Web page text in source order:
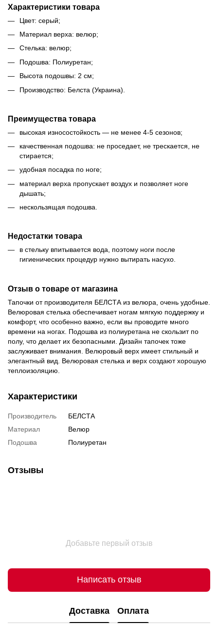
Характеристики товара
Цвет: серый;
Материал верха: велюр;
Стелька: велюр;
Подошва: Полиуретан;
Высота подошвы: 2 см;
Производство: Белста (Украина).
Преимущества товара
высокая износостойкость — не менее 4-5 сезонов;
качественная подошва: не проседает, не трескается, не
стирается;
удобная посадка по ноге;
материал верха пропускает воздух и позволяет ноге
дышать;
нескользящая подошва.
Недостатки товара
в стельку впитывается вода, поэтому ноги после
гигиенических процедур нужно вытирать насухо.
Отзыв о товаре от магазина
Тапочки от производителя БЕЛСТА из велюра, очень удобные.
Велюровая стелька обеспечивает ногам мягкую поддержку и
комфорт, что особенно важно, если вы проводите много
времени на ногах. Подошва из полиуретана не скользит по
полу, что делает их безопасными. Дизайн тапочек тоже
заслуживает внимания. Велюровый верх имеет стильный и
элегантный вид. Велюровая стелька и верх создают хорошую
теплоизоляцию.
Характеристики
Производитель
БЕЛСТА
Материал
Велюр
Подошва
Полиуретан
Отзывы
Добавьте первый отзыв
Написать отзыв
Доставка Оплата